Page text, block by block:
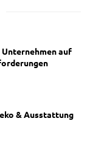
auf
& Ausstattung